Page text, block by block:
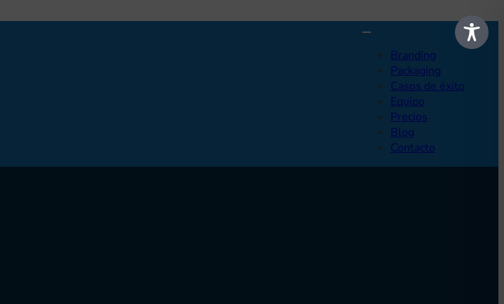
Branding
Packaging
Casos de éxito
Equipo
Precios
Blog
Contacto